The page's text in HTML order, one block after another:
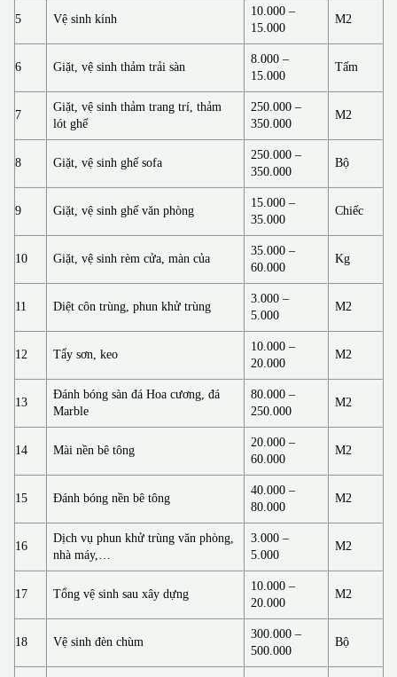
5 Vệ sinh kính
10.000 –
15.000
M2
6 Giặt, vệ sinh thảm trải sàn
8.000 –
15.000
Tấm
7
Giặt, vệ sinh thảm trang trí, thảm
lót ghế
250.000 –
350.000
M2
8 Giặt, vệ sinh ghế sofa
250.000 –
350.000
Bộ
9 Giặt, vệ sinh ghế văn phòng
15.000 –
35.000
Chiếc
10 Giặt, vệ sinh rèm cửa, màn của
35.000 –
60.000
Kg
11 Diệt côn trùng, phun khử trùng
3.000 –
5.000
M2
12 Tẩy sơn, keo
10.000 –
20.000
M2
13
Đánh bóng sàn đá Hoa cương, đá
Marble
80.000 –
250.000
M2
14 Mài nền bê tông
20.000 –
60.000
M2
15 Đánh bóng nền bê tông
40.000 –
80.000
M2
16
Dịch vụ phun khử trùng văn phòng,
nhà máy,…
3.000 –
5.000
M2
17 Tổng vệ sinh sau xây dựng
10.000 –
20.000
M2
18 Vệ sinh đèn chùm
300.000 –
500.000
Bộ